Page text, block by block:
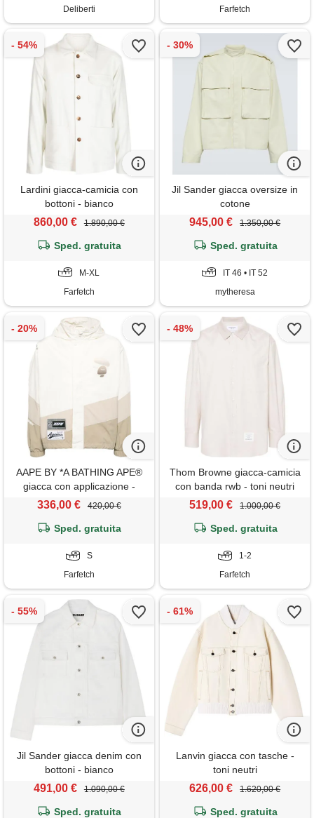
Deliberti Farfetch
Lardini giacca-camicia con
bottoni - bianco
860,00 € 1.890,00 €
Sped. gratuita
M-XL
Farfetch
Jil Sander giacca oversize in
cotone
945,00 € 1.350,00 €
Sped. gratuita
IT 46 • IT 52
mytheresa
AAPE BY *A BATHING APE®
giacca con applicazione -
bianco
336,00 € 420,00 €
Sped. gratuita
S
Farfetch
Thom Browne giacca-camicia
con banda rwb - toni neutri
519,00 € 1.000,00 €
Sped. gratuita
1-2
Farfetch
Jil Sander giacca denim con
bottoni - bianco
491,00 € 1.090,00 €
Sped. gratuita
Lanvin giacca con tasche -
toni neutri
626,00 € 1.620,00 €
Sped. gratuita